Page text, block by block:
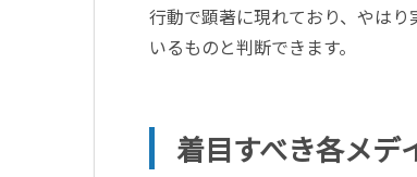
行動で顕著に現れており、やは
いるものと判断できます。
着目すべき各メデ